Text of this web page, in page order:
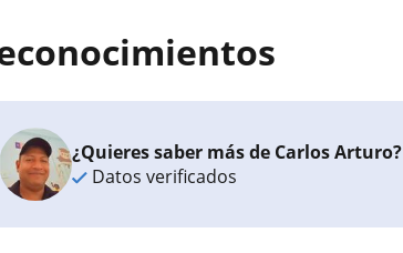
¿Quieres saber más de Carlos Arturo?
Datos verificados